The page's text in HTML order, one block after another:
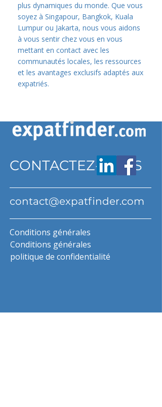
plus dynamiques du monde. Que vous
soyez à Singapour, Bangkok, Kuala
Lumpur ou Jakarta, nous vous aidons
à vous sentir chez vous en vous
mettant en contact avec les
communautés locales, les ressources
et les avantages exclusifs adaptés aux
expatriés.
CONTACTEZ-NOUS
contact@expatfinder.com
Conditions générales
Conditions générales
politique de confidentialité